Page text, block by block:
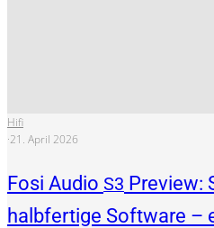
Hifi
·21. April 2026
Fosi Audio S3 Preview:
halbfertige Software –